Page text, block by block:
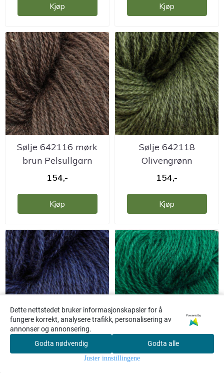
Søk
Kjøp Kjøp
Sølje 642116 mørk
brun Pelsullgarn
Hillesvåg
154,-
Kjøp
Sølje 642118
Olivengrønn
Pelsullgarn Hillesvåg
154,-
Kjøp
Sølje 642125 Lys
marine Pelsullgarn
Sølje 642126 Grønn
Pelsullgarn Hillesvåg
Dette nettstedet bruker informasjonskapsler for å
fungere korrekt, analysere trafikk, personalisering av
annonser og annonsering.
Powered by
Godta nødvendig Godta alle
Juster innstillingene